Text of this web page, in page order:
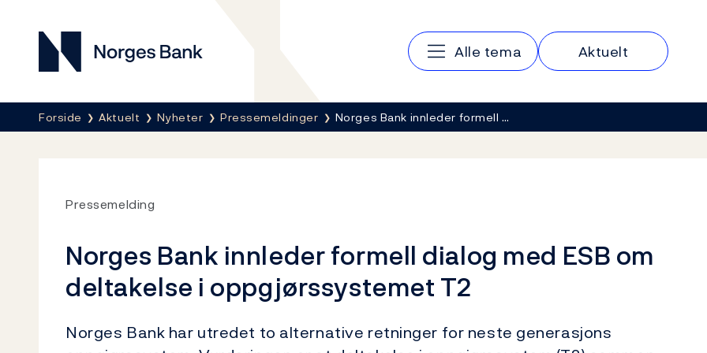
Norges Bank
Hovedmeny
Alle tema Aktuelt
Her er du nå:
Forside Aktuelt Nyheter Pressemeldinger Norges Bank innleder formell …
Pressemelding
Norges Bank innleder formell dialog med ESB om
deltakelse i oppgjørssystemet T2
Norges Bank har utredet to alternative retninger for neste generasjons